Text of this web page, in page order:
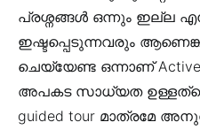
പ്രശ്നങ്ങള്‍ ഒന്നും ഇല്ല
ഇഷ്ടപ്പെടുന്നവരും
ചെയ്യേണ്ട ഒന്നാണ് Active
അപകട സാധ്യത
guided tour മാത്രമേ